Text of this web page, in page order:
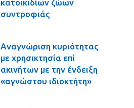
κατοικιδίων ζώων
συντροφιάς
Αναγνώριση κυριότητας
με χρησικτησία επί
ακινήτων με την ένδειξη
«αγνώστου ιδιοκτήτη»